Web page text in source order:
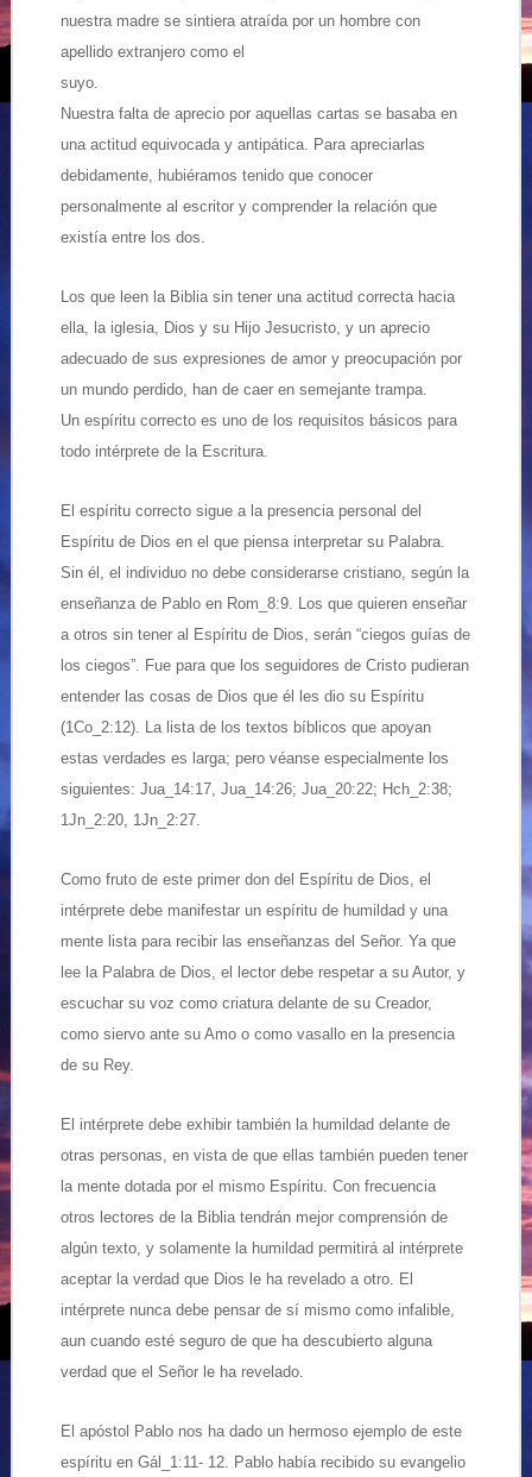
nuestra madre se sintiera atraída por un hombre con
apellido extranjero como el
suyo.
Nuestra falta de aprecio por aquellas cartas se basaba en
una actitud equivocada y antipática. Para apreciarlas
debidamente, hubiéramos tenido que conocer
personalmente al escritor y comprender la relación que
existía entre los dos.
Los que leen la Biblia sin tener una actitud correcta hacia
ella, la iglesia, Dios y su Hijo Jesucristo, y un aprecio
adecuado de sus expresiones de amor y preocupación por
un mundo perdido, han de caer en semejante trampa.
Un espíritu correcto es uno de los requisitos básicos para
todo intérprete de la Escritura.
El espíritu correcto sigue a la presencia personal del
Espíritu de Dios en el que piensa interpretar su Palabra.
Sin él, el individuo no debe considerarse cristiano, según la
enseñanza de Pablo en Rom_8:9. Los que quieren enseñar
a otros sin tener al Espíritu de Dios, serán “ciegos guías de
los ciegos”. Fue para que los seguidores de Cristo pudieran
entender las cosas de Dios que él les dio su Espíritu
(1Co_2:12). La lista de los textos bíblicos que apoyan
estas verdades es larga; pero véanse especialmente los
siguientes: Jua_14:17, Jua_14:26; Jua_20:22; Hch_2:38;
1Jn_2:20, 1Jn_2:27.
Como fruto de este primer don del Espíritu de Dios, el
intérprete debe manifestar un espíritu de humildad y una
mente lista para recibir las enseñanzas del Señor. Ya que
lee la Palabra de Dios, el lector debe respetar a su Autor, y
escuchar su voz como criatura delante de su Creador,
como siervo ante su Amo o como vasallo en la presencia
de su Rey.
El intérprete debe exhibir también la humildad delante de
otras personas, en vista de que ellas también pueden tener
la mente dotada por el mismo Espíritu. Con frecuencia
otros lectores de la Biblia tendrán mejor comprensión de
algún texto, y solamente la humildad permitirá al intérprete
aceptar la verdad que Dios le ha revelado a otro. El
intérprete nunca debe pensar de sí mismo como infalible,
aun cuando esté seguro de que ha descubierto alguna
verdad que el Señor le ha revelado.
El apóstol Pablo nos ha dado un hermoso ejemplo de este
espíritu en Gál_1:11- 12. Pablo había recibido su evangelio